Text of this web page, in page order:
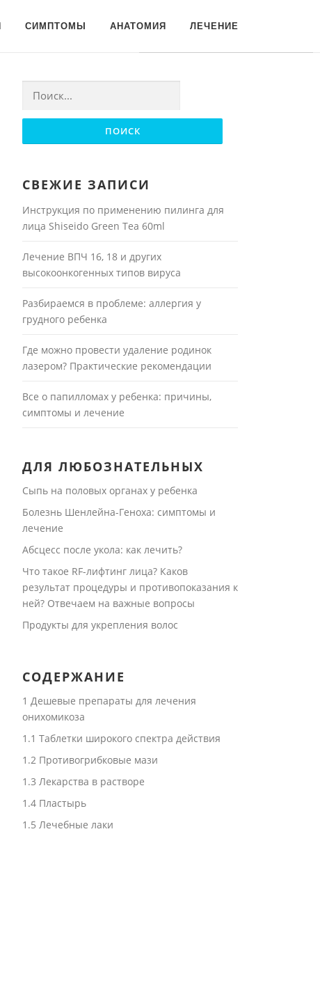
СИМПТОМЫ АНАТОМИЯ ЛЕЧЕНИЕ
Найти:
СВЕЖИЕ ЗАПИСИ
Инструкция по применению пилинга для
лица Shiseido Green Tea 60ml
Лечение ВПЧ 16, 18 и других
высокоонкогенных типов вируса
Разбираемся в проблеме: аллергия у
грудного ребенка
Где можно провести удаление родинок
лазером? Практические рекомендации
Все о папилломах у ребенка: причины,
симптомы и лечение
ДЛЯ ЛЮБОЗНАТЕЛЬНЫХ
Сыпь на половых органах у ребенка
Болезнь Шенлейна-Геноха: симптомы и
лечение
Абсцесс после укола: как лечить?
Что такое RF-лифтинг лица? Каков
результат процедуры и противопоказания к
ней? Отвечаем на важные вопросы
Продукты для укрепления волос
СОДЕРЖАНИЕ
1 Дешевые препараты для лечения
онихомикоза
1.1 Таблетки широкого спектра действия
1.2Противогрибковые мази
1.3 Лекарства в растворе
1.4Пластырь
1.5 Лечебные лаки
Для любых предложений по